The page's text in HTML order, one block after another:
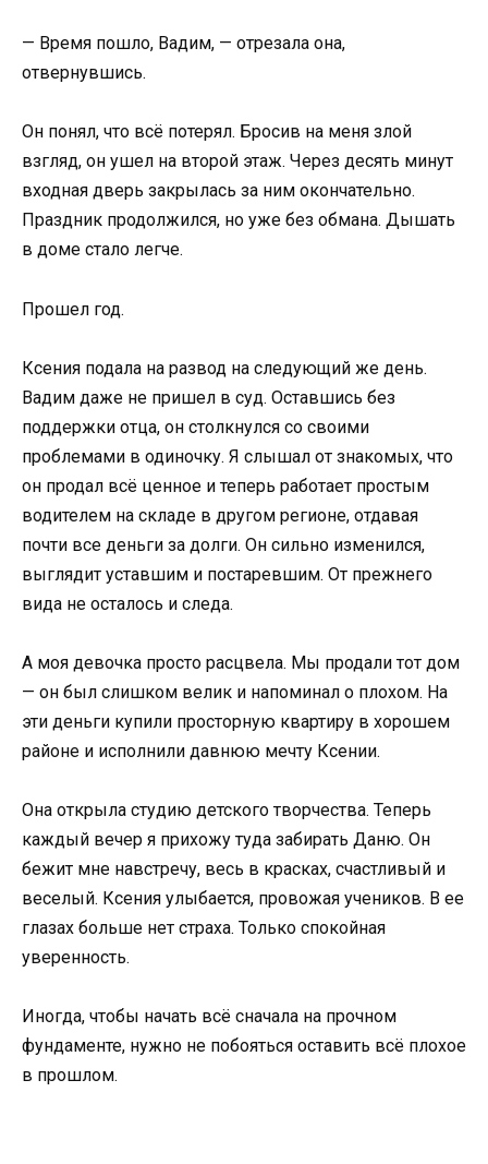
— Время пошло, Вадим, — отрезала она,
отвернувшись.
Он понял, что всё потерял. Бросив на меня злой
взгляд, он ушел на второй этаж. Через десять минут
входная дверь закрылась за ним окончательно.
Праздник продолжился, но уже без обмана. Дышать
в доме стало легче.
Прошел год.
Ксения подала на развод на следующий же день.
Вадим даже не пришел в суд. Оставшись без
поддержки отца, он столкнулся со своими
проблемами в одиночку. Я слышал от знакомых, что
он продал всё ценное и теперь работает простым
водителем на складе в другом регионе, отдавая
почти все деньги за долги. Он сильно изменился,
выглядит уставшим и постаревшим. От прежнего
вида не осталось и следа.
А моя девочка просто расцвела. Мы продали тот дом
— он был слишком велик и напоминал о плохом. На
эти деньги купили просторную квартиру в хорошем
районе и исполнили давнюю мечту Ксении.
Она открыла студию детского творчества. Теперь
каждый вечер я прихожу туда забирать Даню. Он
бежит мне навстречу, весь в красках, счастливый и
веселый. Ксения улыбается, провожая учеников. В ее
глазах больше нет страха. Только спокойная
уверенность.
Иногда, чтобы начать всё сначала на прочном
фундаменте, нужно не побояться оставить всё плохое
в прошлом.